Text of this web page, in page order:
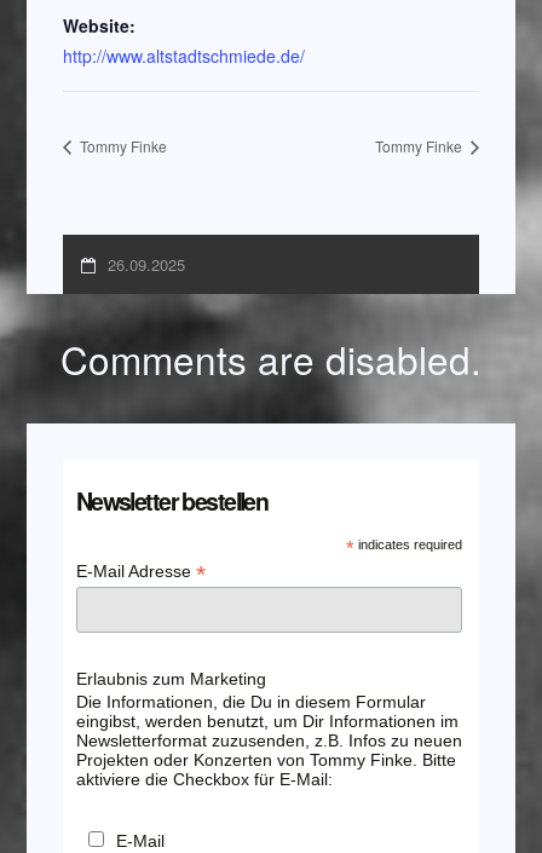
Website:
http://www.altstadtschmiede.de/
Tommy Finke Tommy Finke
26.09.2025
Comments are disabled.
Newsletter bestellen
* indicates required
E-Mail Adresse *
Erlaubnis zum Marketing
Die Informationen, die Du in diesem Formular
eingibst, werden benutzt, um Dir Informationen im
Newsletterformat zuzusenden, z.B. Infos zu neuen
Projekten oder Konzerten von Tommy Finke. Bitte
aktiviere die Checkbox für E-Mail:
E-Mail